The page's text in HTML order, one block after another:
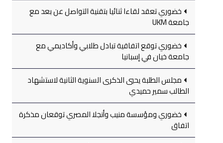
خضوري تعقد لقاءا ثنائيا بتقنية التواصل عن بعد مع
جامعة UKM
خضوري توقع اتفاقية تبادل طلابي وأكاديمي مع
جامعة خيان في إسبانيا
مجلس الطلبة يحيي الذكرى السنوية الثانية لاستشهاد
الطالب سمير حميدي
خضوري ومؤسسة منيب وأنجلا المصري توقعان مذكرة
اتفاق